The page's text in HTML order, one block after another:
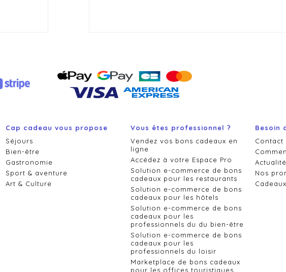
Cap cadeau vous propose
Séjours
Bien-être
Gastronomie
Sport & aventure
Art & Culture
Vous êtes professionnel ?
Vendez vos bons cadeaux en
ligne
Accédez à votre Espace Pro
Solution e-commerce de bons
cadeaux pour les restaurants
Solution e-commerce de bons
cadeaux pour les hôtels
Solution e-commerce de bons
cadeaux pour les
professionnels du du bien-être
Solution e-commerce de bons
cadeaux pour les
professionnels du loisir
Marketplace de bons cadeaux
pour les offices touristiques
Besoin
Contact
Nos